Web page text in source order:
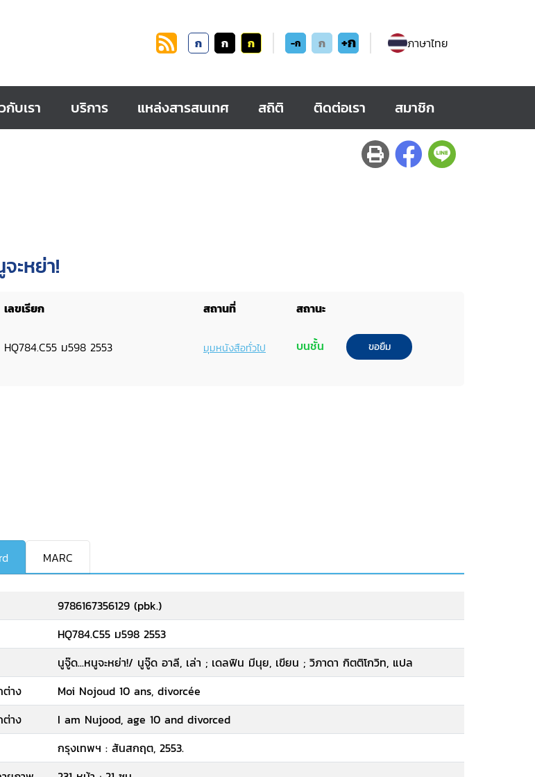
ก ก ก -ก ก +ก ภาษาไทย
กับเรา บริการ แหล่งสารสนเทศ สถิติ ติดต่อเรา สมาชิก
ะหย่า!
เลขเรียก สถานที่ สถานะ
HQ784.C55 ม598 2553 มุมหนังสือทั่วไป บนชั้น ขอยืม
MARC
9786167356129 (pbk.)
HQ784.C55 ม598 2553
นูจู๊ด...หนูจะหย่า!/ นูจู๊ด อาลี, เล่า ; เดลฟิน มีนุย, เขียน ; วิภาดา กิตติโกวิท, แปล
ต่าง
Moi Nojoud 10 ans, divorcée
ต่าง
I am Nujood, age 10 and divorced
กรุงเทพฯ : สันสกฤต, 2553.